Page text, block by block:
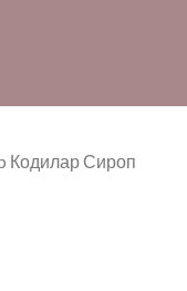
Кодилар Сироп